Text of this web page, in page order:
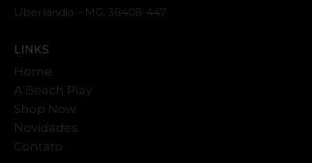
Uberlândia – MG, 38408-447
LINKS
Home
A Beach Play
Shop Now
Novidades
Contato